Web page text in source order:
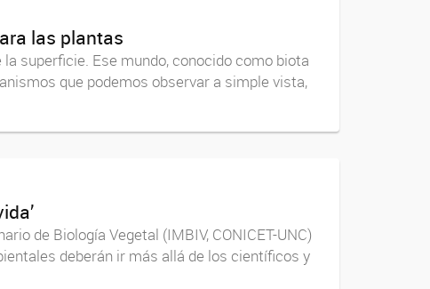
las plantas
superficie. Ese mundo, conocido como biota
que podemos observar a simple vista,
de Biología Vegetal (IMBIV, CONICET-UNC)
deberán ir más allá de los científicos y